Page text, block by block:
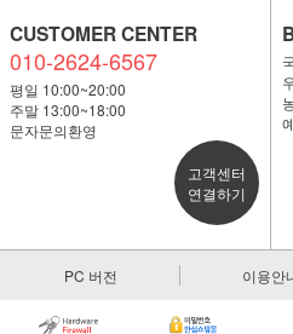
CUSTOMER CENTER
010-2624-6567
평일 10:00~20:00
주말 13:00~18:00
문자문의환영
고객센터
연결하기
PC 버전 이용안